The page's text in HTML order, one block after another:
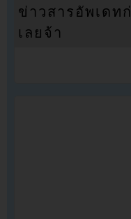
ข่าวสารอัพเดท
เลยจ้า